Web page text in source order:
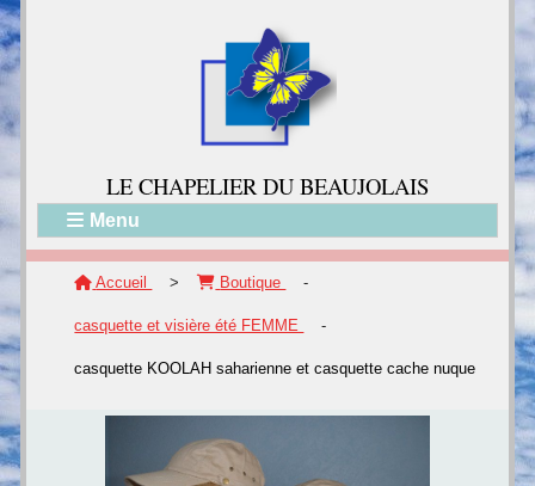
LE CHAPELIER DU BEAUJOLAIS
Menu
Accueil > Boutique -
casquette et visière été FEMME -
casquette KOOLAH saharienne et casquette cache nuque